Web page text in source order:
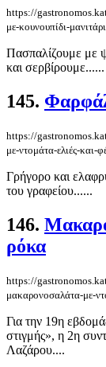
https://
με-κουνουπίδι-
Πασπαλίζουμε με
και σερβίρουμε......
145.
https://
με-ντομάτα-ελιές-και-
Γρήγορο και
του γραφείου......
146.
ρόκα
https://
μακαρονοσαλάτα-με-
Για την 19η
στιγμής», η 2η
Λαζάρου....